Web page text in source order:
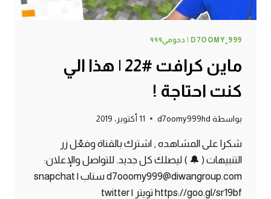
D7OOMY_999 | دحومي٩٩٩
ماين كرافت #22 | هذا الي
كنت احتاجة !
بواسطة d7oomy999hd 11 أكتوبر، 2019
شكرا على المشاهده , اشترك بالقناة وفعّل زر
التنبيهات ( 🔔 ) ليصلك كل جديد. للتواصل والإعلان:
d7ooomy999@diwangroup.com سناب | snapchat
https://goo.gl/sr19bf تويتر | twitter